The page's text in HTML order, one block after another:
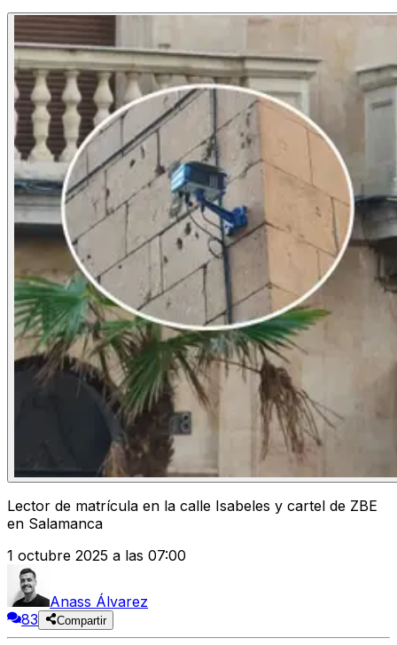
Lector de matrícula en la calle Isabeles y cartel de ZBE
en Salamanca
1 octubre 2025 a las 07:00
Anass Álvarez
83
Compartir